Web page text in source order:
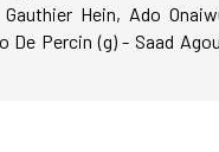
Hein, Ado
De Percin (g) - Saad